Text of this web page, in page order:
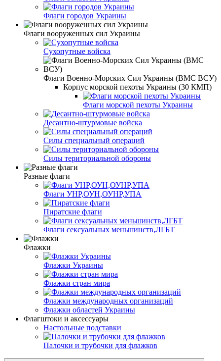
Флаги городов Украины
Флаги вооруженных сил Украины
Сухопутные войска
Флаги Военно-Морских Сил Украины (ВМС ВСУ)
Корпус морской пехоты Украины (30 КМП)
Флаги морской пехоты Украины
Десантно-штурмовые войска
Силы специальный операций
Силы териториальной обороны
Разные флаги
Флаги УНР,ОУН,ОУНР,УПА
Пиратские флаги
Флаги сексуальных меньшинств,ЛГБТ
Флажки
Флажки Украины
Флажки стран мира
Флажки международных организаций
Флажки областей Украины
Флагштоки и аксессуары
Настольные подставки
Палочки и трубочки для флажков